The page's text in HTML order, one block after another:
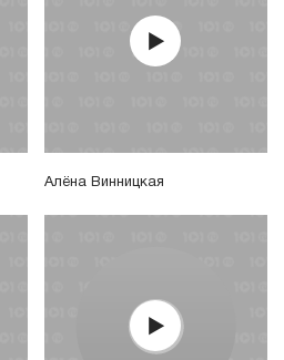
Алёна Винницкая